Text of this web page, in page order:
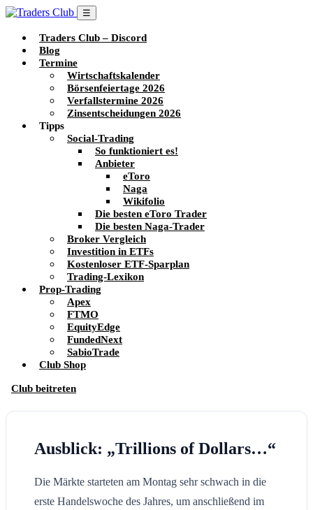
☰
Traders Club – Discord
Blog
Termine
Wirtschaftskalender
Börsenfeiertage 2026
Verfallstermine 2026
Zinsentscheidungen 2026
Tipps
Social-Trading
So funktioniert es!
Anbieter
eToro
Naga
Wikifolio
Die besten eToro Trader
Die besten Naga-Trader
Broker Vergleich
Investition in ETFs
Kostenloser ETF-Sparplan
Trading-Lexikon
Prop-Trading
Apex
FTMO
EquityEdge
FundedNext
SabioTrade
Club Shop
Club beitreten
Ausblick: „Trillions of Dollars…“
Die Märkte starteten am Montag sehr schwach in die
erste Handelswoche des Jahres, um anschließend im